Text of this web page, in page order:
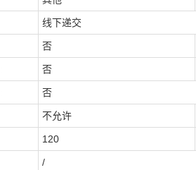
线下递交
否
否
否
不允许
120
/